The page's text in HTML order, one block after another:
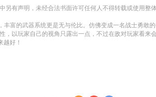
王权与
有声明，未经合法书面许可任何人不得转载或使用整
丰富的武器系统更是无与伦比。仿佛变成一名战士勇敢
以玩家自己的视角只露出一点，不过在敌对玩家看来
好！